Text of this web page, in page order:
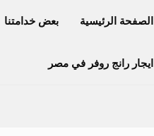
الصفحة الرئيسية بعض خدامتنا
ايجار رانج روفر في مصر